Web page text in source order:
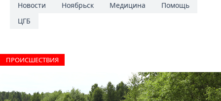
Новости Ноябрьск Медицина
Помощь
ЦГБ
ПРОИCШЕСТВИЯ